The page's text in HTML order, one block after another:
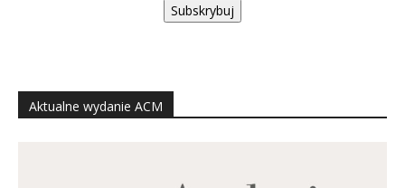
Subskrybuj
Aktualne wydanie ACM